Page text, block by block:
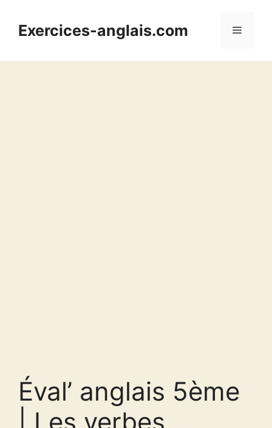
contenuExercices-anglais.com Menu
Éval’ anglais 5ème
| Les verbes